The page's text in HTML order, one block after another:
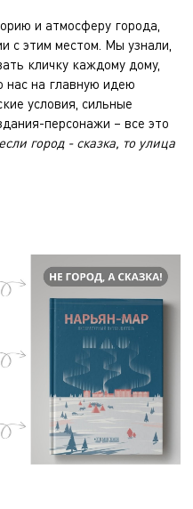
и атмосферу города,
с этим местом. Мы узнали,
кличку каждому дому,
нас на главную идею
условия, сильные
персонажи – все это
город - сказка, то улица